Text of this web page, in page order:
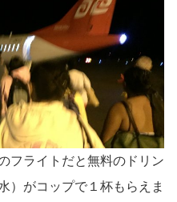
フライトだと無料のドリン
）がコップで１杯もらえま